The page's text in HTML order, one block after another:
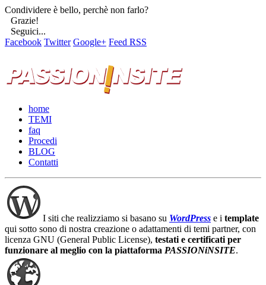
Condividere è bello, perchè non farlo?
Grazie!
Seguici...
Facebook Twitter Google+ Feed RSS
home
TEMI
faq
Procedi
BLOG
Contatti
I siti che realizziamo si basano su WordPress e i template
qui sotto sono di nostra creazione o adattamenti di temi partner, con
licenza GNU (General Public License), testati e certificati per
funzionare al meglio con la piattaforma PASSIONiNSITE.